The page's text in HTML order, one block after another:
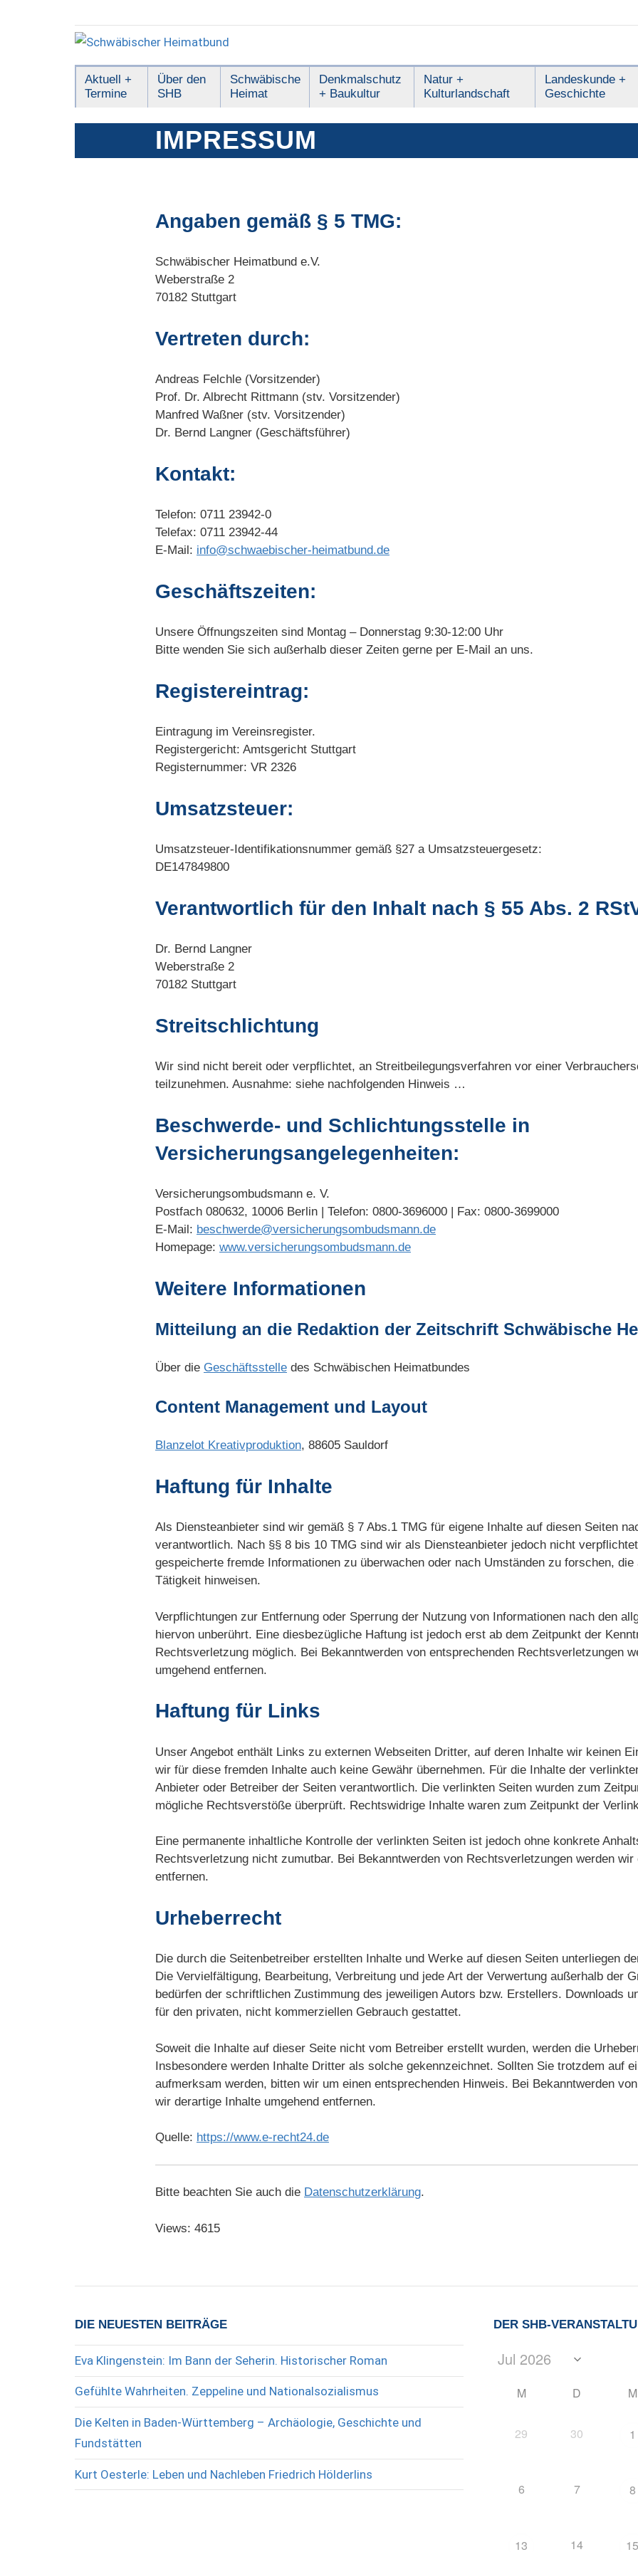
Schwäbischer
Heimatbund
Aktuell +
Termine
Über den
SHB
Schwäbische
Heimat
Denkmalschutz
+ Baukultur
Natur +
Kulturlandschaft
Landeskunde +
Geschichte
IMPRESSUM
Angaben gemäß § 5 TMG:
Schwäbischer Heimatbund e.V.
Weberstraße 2
70182 Stuttgart
Vertreten durch:
Andreas Felchle (Vorsitzender)
Prof. Dr. Albrecht Rittmann (stv. Vorsitzender)
Manfred Waßner (stv. Vorsitzender)
Dr. Bernd Langner (Geschäftsführer)
Kontakt:
Telefon: 0711 23942-0
Telefax: 0711 23942-44
E-Mail: info@schwaebischer-heimatbund.de
Geschäftszeiten:
Unsere Öffnungszeiten sind Montag – Donnerstag 9:30-12:00 Uhr
Bitte wenden Sie sich außerhalb dieser Zeiten gerne per E-Mail an uns.
Registereintrag:
Eintragung im Vereinsregister.
Registergericht: Amtsgericht Stuttgart
Registernummer: VR 2326
Umsatzsteuer:
Umsatzsteuer-Identifikationsnummer gemäß §27 a Umsatzsteuergesetz:
DE147849800
Verantwortlich für den Inhalt nach § 55 Abs. 2
Dr. Bernd Langner
Weberstraße 2
70182 Stuttgart
Streitschlichtung
Wir sind nicht bereit oder verpflichtet, an Streitbeilegungsverfahren vor einer
teilzunehmen. Ausnahme: siehe nachfolgenden Hinweis …
Beschwerde- und Schlichtungsstelle in
Versicherungsangelegenheiten:
Versicherungsombudsmann e. V.
Postfach 080632, 10006 Berlin | Telefon: 0800-3696000 | Fax: 0800-3699000
E-Mail: beschwerde@versicherungsombudsmann.de
Homepage: www.versicherungsombudsmann.de
Weitere Informationen
Mitteilung an die Redaktion der Zeitschrift Schwäbische
Über die Geschäftsstelle des Schwäbischen Heimatbundes
Content Management und Layout
Blanzelot Kreativproduktion, 88605 Sauldorf
Haftung für Inhalte
Als Diensteanbieter sind wir gemäß § 7 Abs.1 TMG für eigene Inhalte auf diesen Seiten
verantwortlich. Nach §§ 8 bis 10 TMG sind wir als Diensteanbieter jedoch nicht
gespeicherte fremde Informationen zu überwachen oder nach Umständen zu forschen,
Tätigkeit hinweisen.
Verpflichtungen zur Entfernung oder Sperrung der Nutzung von Informationen nach den
hiervon unberührt. Eine diesbezügliche Haftung ist jedoch erst ab dem Zeitpunkt der
Rechtsverletzung möglich. Bei Bekanntwerden von entsprechenden Rechtsverletzungen
umgehend entfernen.
Haftung für Links
Unser Angebot enthält Links zu externen Webseiten Dritter, auf deren Inhalte wir keinen
wir für diese fremden Inhalte auch keine Gewähr übernehmen. Für die Inhalte der
Anbieter oder Betreiber der Seiten verantwortlich. Die verlinkten Seiten wurden zum
mögliche Rechtsverstöße überprüft. Rechtswidrige Inhalte waren zum Zeitpunkt der
Eine permanente inhaltliche Kontrolle der verlinkten Seiten ist jedoch ohne konkrete
Rechtsverletzung nicht zumutbar. Bei Bekanntwerden von Rechtsverletzungen werden
entfernen.
Urheberrecht
Die durch die Seitenbetreiber erstellten Inhalte und Werke auf diesen Seiten unterliegen
Die Vervielfältigung, Bearbeitung, Verbreitung und jede Art der Verwertung außerhalb der
bedürfen der schriftlichen Zustimmung des jeweiligen Autors bzw. Erstellers. Downloads
für den privaten, nicht kommerziellen Gebrauch gestattet.
Soweit die Inhalte auf dieser Seite nicht vom Betreiber erstellt wurden, werden die
Insbesondere werden Inhalte Dritter als solche gekennzeichnet. Sollten Sie trotzdem auf
aufmerksam werden, bitten wir um einen entsprechenden Hinweis. Bei Bekanntwerden
wir derartige Inhalte umgehend entfernen.
Quelle: https://www.e-recht24.de
Bitte beachten Sie auch die Datenschutzerklärung.
Views: 4615
DIE NEUESTEN BEITRÄGE
Eva Klingenstein: Im Bann der Seherin. Historischer Roman
Gefühlte Wahrheiten. Zeppeline und Nationalsozialismus
Die Kelten in Baden-Württemberg – Archäologie, Geschichte und
Fundstätten
Kurt Oesterle: Leben und Nachleben Friedrich Hölderlins
DER SHB-
M D M
29 30 1
6 7 8
13 14